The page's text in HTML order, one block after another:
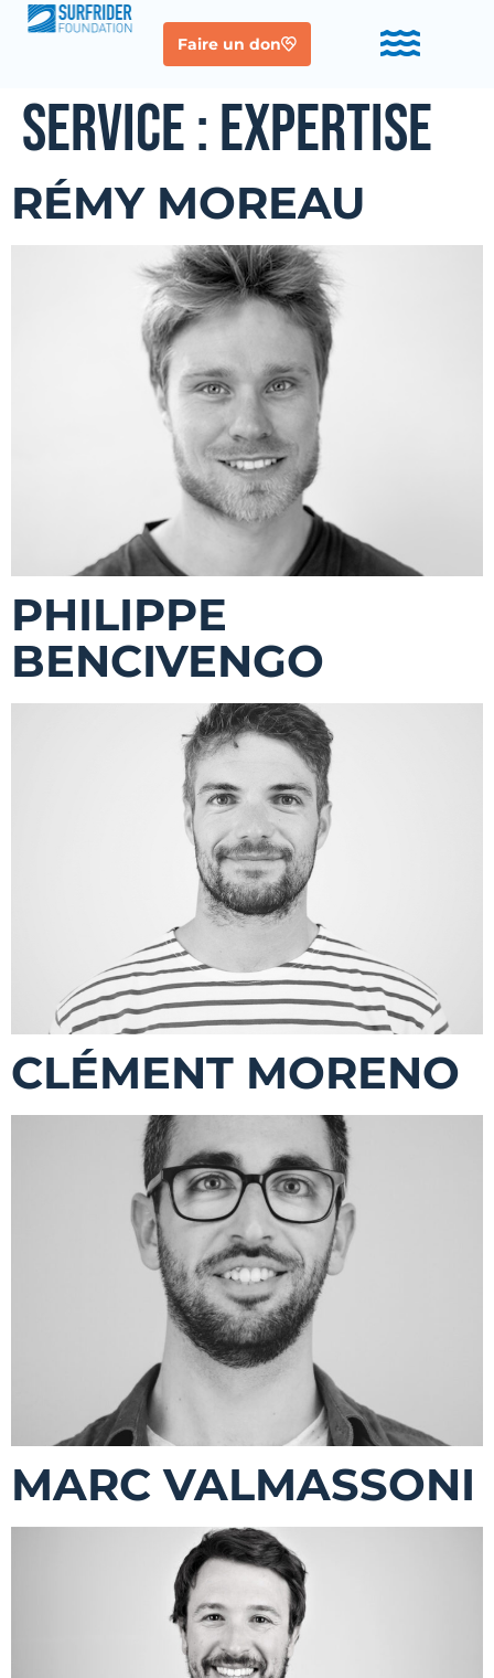
Faire un don
SERVICE :EXPERTISE
RÉMY MOREAU
PHILIPPE
BENCIVENGO
CLÉMENT MORENO
MARC VALMASSONI